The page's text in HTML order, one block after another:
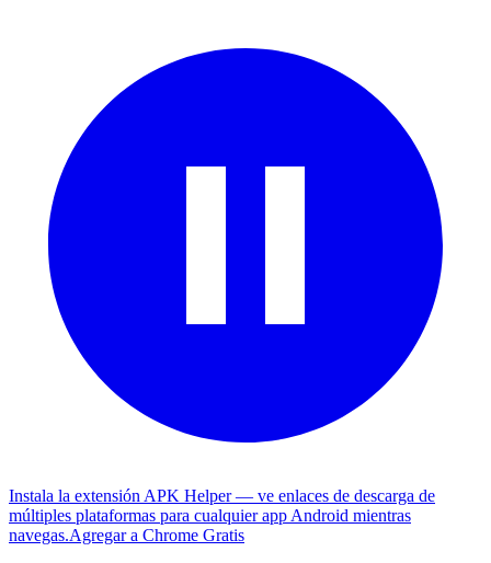
Instala la extensión APK Helper — ve enlaces de descarga de
múltiples plataformas para cualquier app Android mientras
navegas.Agregar a Chrome Gratis